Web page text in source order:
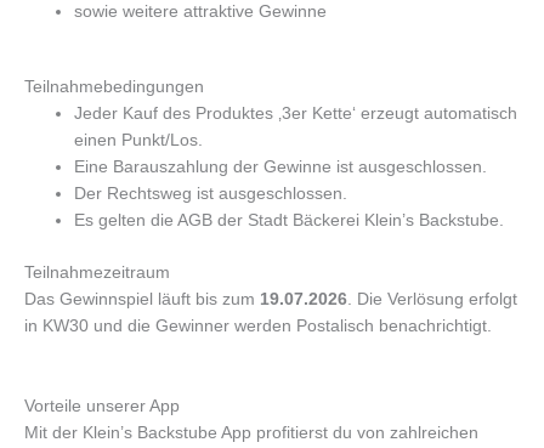
sowie weitere attraktive Gewinne
Teilnahmebedingungen
Jeder Kauf des Produktes ‚3er Kette‘ erzeugt automatisch
einen Punkt/Los.
Eine Barauszahlung der Gewinne ist ausgeschlossen.
Der Rechtsweg ist ausgeschlossen.
Es gelten die AGB der Stadt Bäckerei Klein’s Backstube.
Teilnahmezeitraum
Das Gewinnspiel läuft bis zum 19.07.2026 . Die Verlösung erfolgt
in KW30 und die Gewinner werden Postalisch benachrichtigt.
Vorteile unserer App
Mit der Klein’s Backstube App profitierst du von zahlreichen